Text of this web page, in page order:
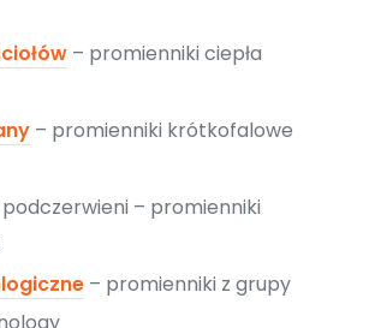
– promienniki ciepła
– promienniki krótkofalowe
– promienniki
– promienniki z grupy